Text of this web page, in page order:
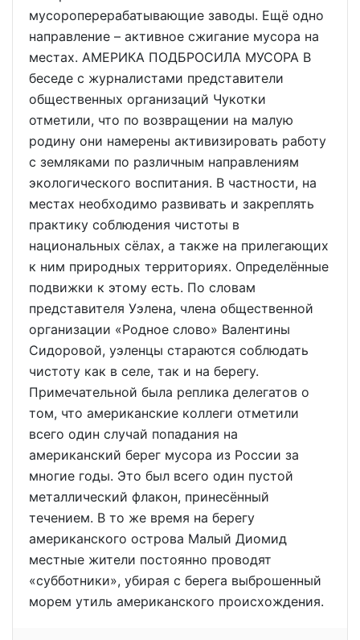
мусороперерабатывающие заводы. Ещё одно
направление – активное сжигание мусора на
местах. АМЕРИКА ПОДБРОСИЛА МУСОРА В
беседе с журналистами представители
общественных организаций Чукотки
отметили, что по возвращении на малую
родину они намерены активизировать работу
с земляками по различным направлениям
экологического воспитания. В частности, на
местах необходимо развивать и закреплять
практику соблюдения чистоты в
национальных сёлах, а также на прилегающих
к ним природных территориях. Определённые
подвижки к этому есть. По словам
представителя Уэлена, члена общественной
организации «Родное слово» Валентины
Сидоровой, уэленцы стараются соблюдать
чистоту как в селе, так и на берегу.
Примечательной была реплика делегатов о
том, что американские коллеги отметили
всего один случай попадания на
американский берег мусора из России за
многие годы. Это был всего один пустой
металлический флакон, принесённый
течением. В то же время на берегу
американского острова Малый Диомид
местные жители постоянно проводят
«субботники», убирая с берега выброшенный
морем утиль американского происхождения.